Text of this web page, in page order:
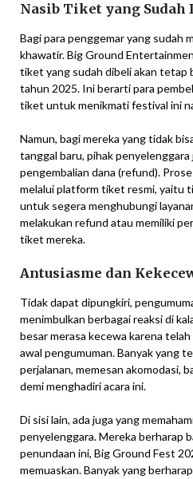
Nasib Tiket yang Sudah
Bagi para penggemar yang sudah
khawatir. Big Ground
tiket yang sudah dibeli akan tetap
tahun 2025. Ini berarti para
tiket untuk menikmati festival ini
Namun, bagi mereka yang tidak
tanggal baru, pihak
pengembalian dana (refund).
melalui platform tiket resmi, yaitu
untuk segera menghubungi
melakukan refund atau memiliki
tiket mereka.
Antusiasme dan
Tidak dapat dipungkiri,
menimbulkan berbagai reaksi di
besar merasa kecewa karena
awal pengumuman. Banyak yang
perjalanan, memesan akomodasi,
demi menghadiri acara ini.
Di sisi lain, ada juga yang
penyelenggara. Mereka berharap
penundaan ini, Big Ground Fest
memuaskan. Banyak yang